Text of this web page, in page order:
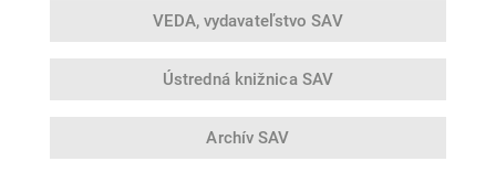
VEDA, vydavateľstvo SAV
Ústredná knižnica SAV
Archív SAV